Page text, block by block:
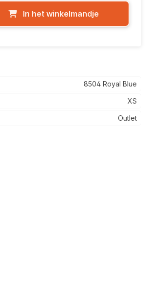
Voer de gewenste
In het winkelmandje
8504 Royal Blue
XS
Outlet